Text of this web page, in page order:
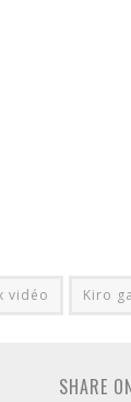
vidéo Kiro
SHARE